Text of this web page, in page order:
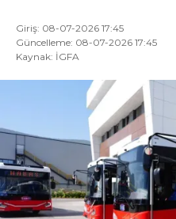
Giriş: 08-07-2026 17:45
Güncelleme: 08-07-2026 17:45
Kaynak: İGFA